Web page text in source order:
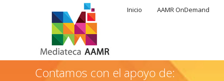
Inicio AAMR OnDemand
Contamos con el apoyo de: